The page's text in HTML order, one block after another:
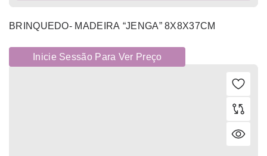
BRINQUEDO- MADEIRA “JENGA” 8X8X37CM
Inicie Sessão Para Ver Preço